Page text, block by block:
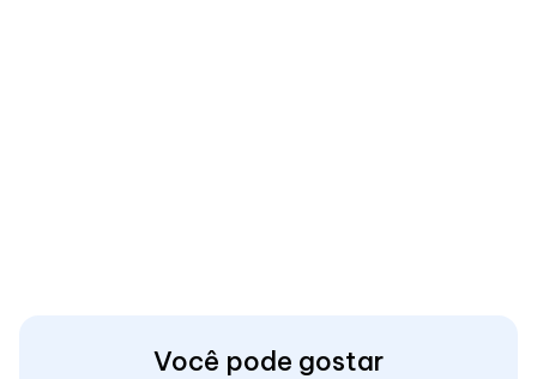
Você pode gostar